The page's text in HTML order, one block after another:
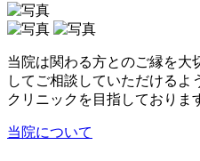
当院は関わる方とのご縁を大
してご相談していただけるよ
クリニックを目指しておりま
当院について